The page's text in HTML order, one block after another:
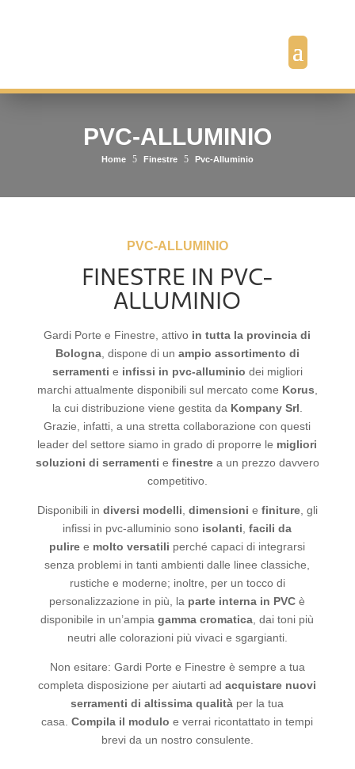
PVC-ALLUMINIO
Home 5 Finestre 5 Pvc-Alluminio
PVC-ALLUMINIO
FINESTRE IN PVC-
ALLUMINIO
Gardi Porte e Finestre, attivo in tutta la provincia di
Bologna, dispone di un ampio assortimento di
serramenti e infissi in pvc-alluminio dei migliori
marchi attualmente disponibili sul mercato come Korus
la cui distribuzione viene gestita da Kompany Srl
Grazie, infatti, a una stretta collaborazione con questi
leader del settore siamo in grado di proporre le migliori
soluzioni di serramenti e finestre a un prezzo davvero
competitivo.
Disponibili in diversi modelli dimensioni e finiture, gli
infissi in pvc-alluminio sono isolanti facili da
pulire e molto versatili perché capaci di integrarsi
senza problemi in tanti ambienti dalle linee classiche,
rustiche e moderne; inoltre, per un tocco di
personalizzazione in più, la parte interna in PVC è
disponibile in un’ampia gamma cromatica , dai toni più
neutri alle colorazioni più vivaci e sgargianti.
Non esitare: Gardi Porte e Finestre è sempre a tua
completa disposizione per aiutarti ad acquistare nuovi
serramenti di altissima qualità per la tua
casa. Compila il modulo e verrai ricontattato in tempi
brevi da un nostro consulente.